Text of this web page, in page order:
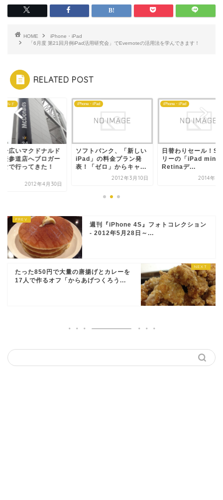
HOME
iPhone・iPad
「6月度 第21回月例iPad活用研究会」でEvernoteの活用法を学んできます！
RELATED POST
ナルド
一広いマクドナルド
表参道店へブロガー
なで行ってきた！
2012年4月30日
iPhone・iPad
ソフトバンク、「新しい
iPad」の料金プラン発
表！「ゼロ」からキャ...
2012年3月10日
iPhone・iPad
日替わりセール！
リーの「iPad mini
Retinaデ...
2014年8
週刊『iPhone 4S』フォトコレクション
- 2012年5月28日～...
たった850円で大量の唐揚げとカレーを
17人で作るオフ「からあげつくろう...